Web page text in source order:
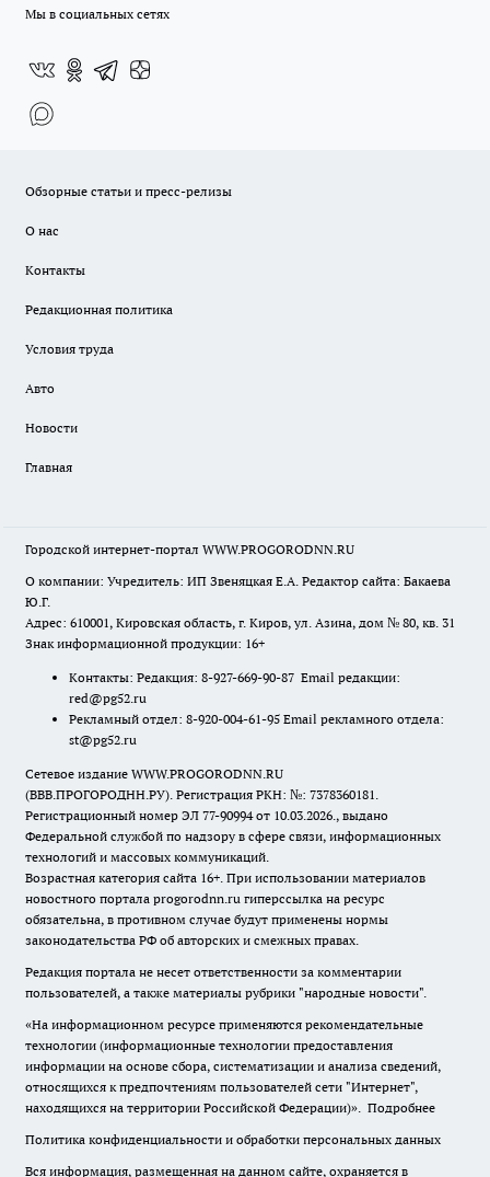
Мы в социальных сетях
Обзорные статьи и пресс-релизы
О нас
Контакты
Редакционная политика
Условия труда
Авто
Новости
Главная
Городской интернет-портал WWW.PROGORODNN.RU
О компании: Учредитель: ИП Звеняцкая Е.А. Редактор сайта: Бакаева
Ю.Г.
Адрес: 610001, Кировская область, г. Киров, ул. Азина, дом № 80, кв. 31
Знак информационной продукции: 16+
Контакты: Редакция: 8-927-669-90-87 Email редакции:
red@pg52.ru
Рекламный отдел: 8-920-004-61-95 Email рекламного отдела:
st@pg52.ru
Сетевое издание WWW.PROGORODNN.RU
(ВВВ.ПРОГОРОДНН.РУ). Регистрация РКН: №: 7378360181.
Регистрационный номер ЭЛ 77-90994 от 10.03.2026., выдано
Федеральной службой по надзору в сфере связи, информационных
технологий и массовых коммуникаций.
Возрастная категория сайта 16+. При использовании материалов
новостного портала progorodnn.ru гиперссылка на ресурс
обязательна, в противном случае будут применены нормы
законодательства РФ об авторских и смежных правах.
Редакция портала не несет ответственности за комментарии
пользователей, а также материалы рубрики "народные новости".
«На информационном ресурсе применяются рекомендательные
технологии (информационные технологии предоставления
информации на основе сбора, систематизации и анализа сведений,
относящихся к предпочтениям пользователей сети "Интернет",
находящихся на территории Российской Федерации)». Подробнее
Политика конфиденциальности и обработки персональных данных
Вся информация, размещенная на данном сайте, охраняется в